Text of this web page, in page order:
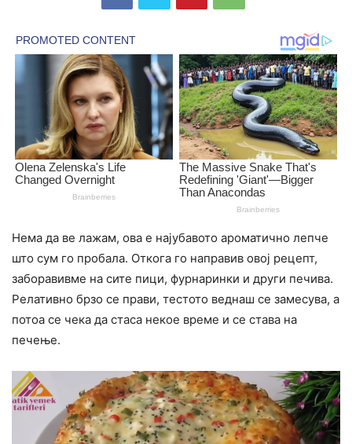
Нема да ве лaжам, ова е најубавото ароматично лепче
што сум го пробала. Откога го направив овој рецепт,
заборавивме на сите пици, фурнаринки и други печива.
Релативно брзо се прави, тестото веднаш се замесува, а
потоа се чека да стаса некое време и се става на
печење.